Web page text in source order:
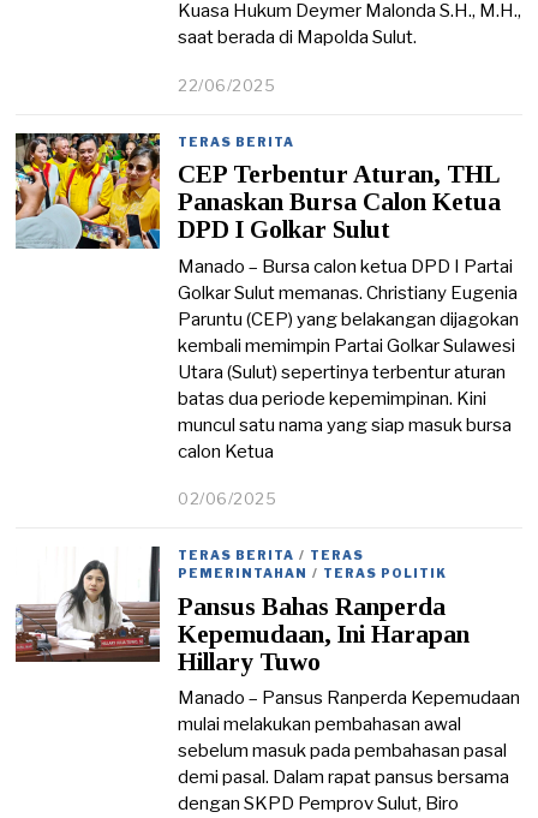
Kuasa Hukum Deymer Malonda S.H., M.H.,
saat berada di Mapolda Sulut.
22/06/2025
0
6
2
0
TERAS BERITA
CEP Terbentur Aturan, THL
Panaskan Bursa Calon Ketua
DPD I Golkar Sulut
Manado – Bursa calon ketua DPD I Partai
Golkar Sulut memanas. Christiany Eugenia
Paruntu (CEP) yang belakangan dijagokan
kembali memimpin Partai Golkar Sulawesi
Utara (Sulut) sepertinya terbentur aturan
batas dua periode kepemimpinan. Kini
muncul satu nama yang siap masuk bursa
calon Ketua
02/06/2025
0
/
2
0
2
5
TERAS BERITA / TERAS
PEMERINTAHAN
/ TERAS POLITIK
Pansus Bahas Ranperda
Kepemudaan, Ini Harapan
Hillary Tuwo
Manado – Pansus Ranperda Kepemudaan
mulai melakukan pembahasan awal
sebelum masuk pada pembahasan pasal
demi pasal. Dalam rapat pansus bersama
dengan SKPD Pemprov Sulut, Biro